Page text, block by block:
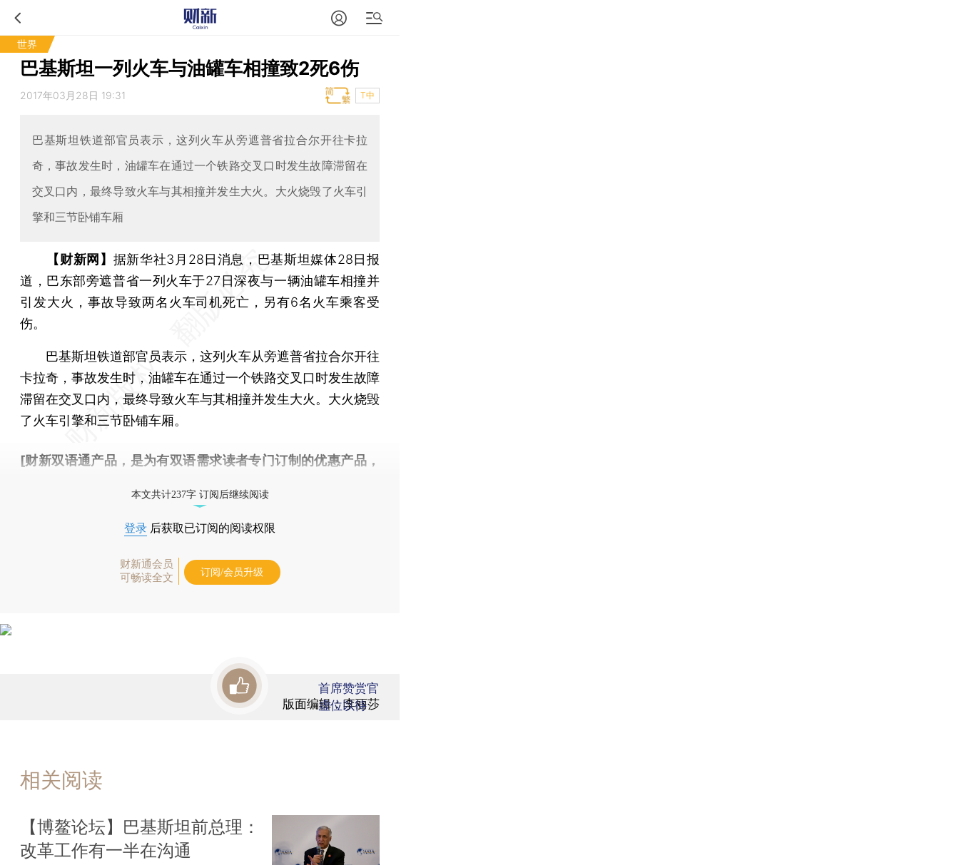
世界
巴基斯坦一列火车与油罐车相撞致2死6伤
2017年03月28日 19:31 T中
巴基斯坦铁道部官员表示，这列火车从旁遮普省拉合尔开往卡拉
奇，事故发生时，油罐车在通过一个铁路交叉口时发生故障滞留在
交叉口内，最终导致火车与其相撞并发生大火。大火烧毁了火车引
擎和三节卧铺车厢
【财新网】 据新华社3月28日消息，巴基斯坦媒体28日报
道，巴东部旁遮普省一列火车于27日深夜与一辆油罐车相撞并
引发大火，事故导致两名火车司机死亡，另有6名火车乘客受
伤。
巴基斯坦铁道部官员表示，这列火车从旁遮普省拉合尔开往
卡拉奇，事故发生时，油罐车在通过一个铁路交叉口时发生故障
滞留在交叉口内，最终导致火车与其相撞并发生大火。大火烧毁
了火车引擎和三节卧铺车厢。
[财新双语通产品，是为有双语需求读者专门订制的优惠产品，
本文共计237字 订阅后继续阅读
登录 后获取已订阅的阅读权限
财新通会员
可畅读全文
订阅/会员升级
版面编辑：李丽莎
首席赞赏官
虚位以待
相关阅读
【博鳌论坛】巴基斯坦前总理：
改革工作有一半在沟通